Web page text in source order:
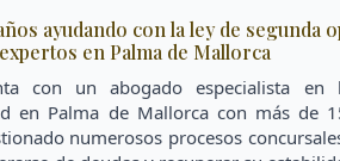
ayudando con la ley de segunda
en Palma de Mallorca
con un abogado especialista
en Palma de Mallorca con más de
numerosos procesos